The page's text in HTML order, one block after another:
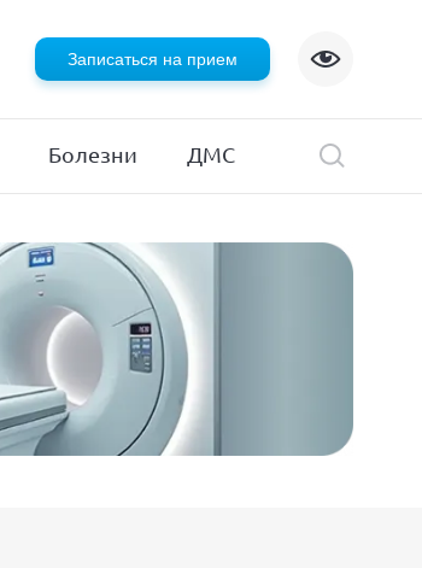
Записаться на прием
Хирургия
Эндокринология
Болезни ДМС